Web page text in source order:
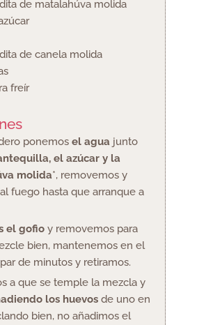
de matalahúva molida
de canela molida
freír
ponemos el agua junto
el azúcar y la
molida*, removemos y
fuego hasta que arranque a
el gofioy removemos para
bien, mantenemos en el
de minutos y retiramos.
a que se temple la mezcla y
los huevosde uno en
bien, no añadimos el